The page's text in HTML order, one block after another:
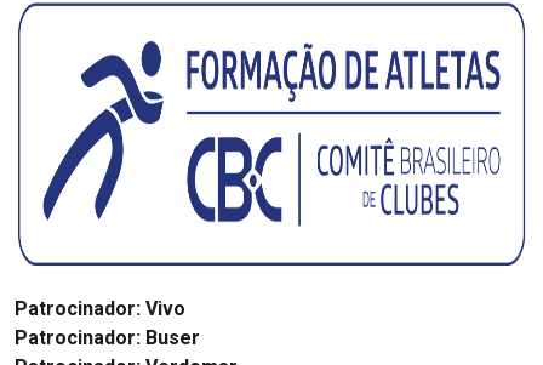
Patrocinador: Vivo
Patrocinador: Buser